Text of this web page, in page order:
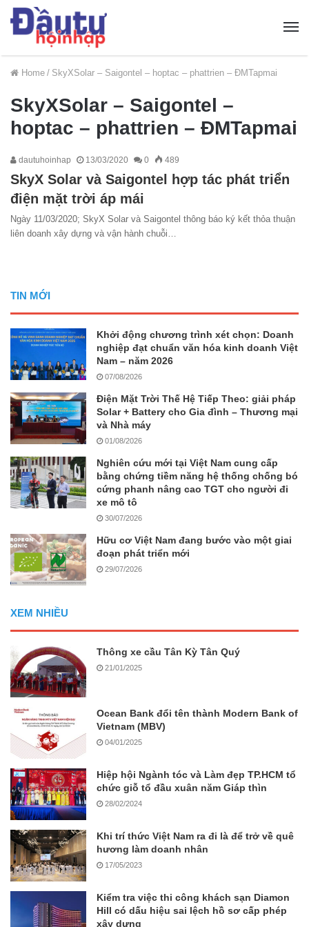
Home / SkyXSolar – Saigontel – hoptac – phattrien – ĐMTapmai
SkyXSolar – Saigontel –
hoptac – phattrien – ĐMTapmai
dautuhoinhap 13/03/2020 0 489
SkyX Solar và Saigontel hợp tác phát triển
điện mặt trời áp mái
Ngày 11/03/2020; SkyX Solar và Saigontel thông báo ký kết thỏa thuận
liên doanh xây dựng và vận hành chuỗi…
TIN MỚI
Khởi động chương trình xét chọn: Doanh
nghiệp đạt chuẩn văn hóa kinh doanh Việt
Nam – năm 2026
07/08/2026
Điện Mặt Trời Thế Hệ Tiếp Theo: giải pháp
Solar + Battery cho Gia đình – Thương mại
và Nhà máy
01/08/2026
Nghiên cứu mới tại Việt Nam cung cấp
bằng chứng tiềm năng hệ thống chống bó
cứng phanh nâng cao TGT cho người đi
xe mô tô
30/07/2026
Hữu cơ Việt Nam đang bước vào một giai
đoạn phát triển mới
29/07/2026
XEM NHIỀU
Thông xe cầu Tân Kỳ Tân Quý
21/01/2025
Ocean Bank đổi tên thành Modern Bank of
Vietnam (MBV)
04/01/2025
Hiệp hội Ngành tóc và Làm đẹp TP.HCM tổ
chức giỗ tổ đầu xuân năm Giáp thìn
28/02/2024
Khi trí thức Việt Nam ra đi là để trở về quê
hương làm doanh nhân
17/05/2023
Kiểm tra việc thi công khách sạn Diamon
Hill có dấu hiệu sai lệch hồ sơ cấp phép
xây dựng